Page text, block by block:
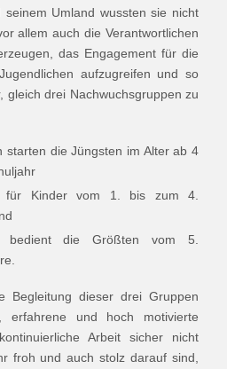
Umland wussten sie nicht
allem auch die Verantwortlichen
das Engagement für die
aufzugreifen und so
gleich drei Nachwuchsgruppen zu
starten die Jüngsten im Alter ab 4
für Kinder vom 1. bis zum 4.
bedient die Größten vom 5.
Begleitung dieser drei Gruppen
erfahrene und hoch motivierte
Arbeit sicher nicht
froh und auch stolz darauf sind,